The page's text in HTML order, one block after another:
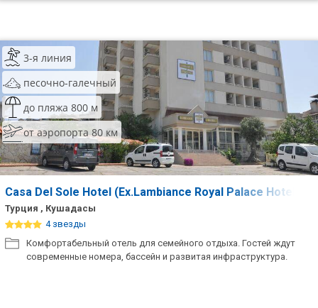
3-я линия
песочно-галечный
до пляжа 800 м
от аэропорта 80 км
Casa Del Sole Hotel (Ex.Lambiance Royal Palace Hotel)
Турция , Кушадасы
4 звезды
Комфортабельный отель для семейного отдыха. Гостей ждут
современные номера, бассейн и развитая инфраструктура.